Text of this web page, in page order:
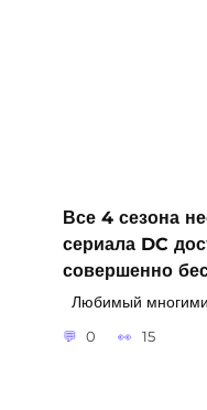
Все 4 сезона
сериала DC
совершенно
Любимый
0 15